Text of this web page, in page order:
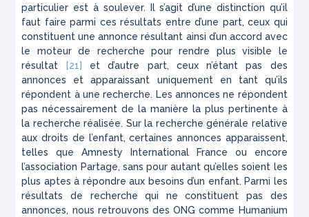
particulier est à soulever. Il s’agit d’une distinction qu’il
faut faire parmi ces résultats entre d’une part, ceux qui
constituent une annonce résultant ainsi d’un accord avec
le moteur de recherche pour rendre plus visible le
résultat
[21]
et d’autre part, ceux n’étant pas des
annonces et apparaissant uniquement en tant qu’ils
répondent à une recherche. Les annonces ne répondent
pas nécessairement de la manière la plus pertinente à
la recherche réalisée. Sur la recherche générale relative
aux droits de l’enfant, certaines annonces apparaissent,
telles que Amnesty International France ou encore
l’association Partage, sans pour autant qu’elles soient les
plus aptes à répondre aux besoins d’un enfant. Parmi les
résultats de recherche qui ne constituent pas des
annonces, nous retrouvons des ONG comme Humanium